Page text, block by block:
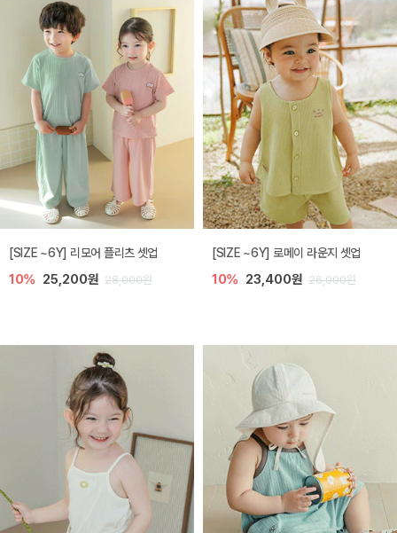
[SIZE ~6Y] 리모어 플리츠 셋업
10% 25,200원 28,000원
[SIZE ~6Y] 로메이 라운지 셋업
10% 23,400원 26,000원